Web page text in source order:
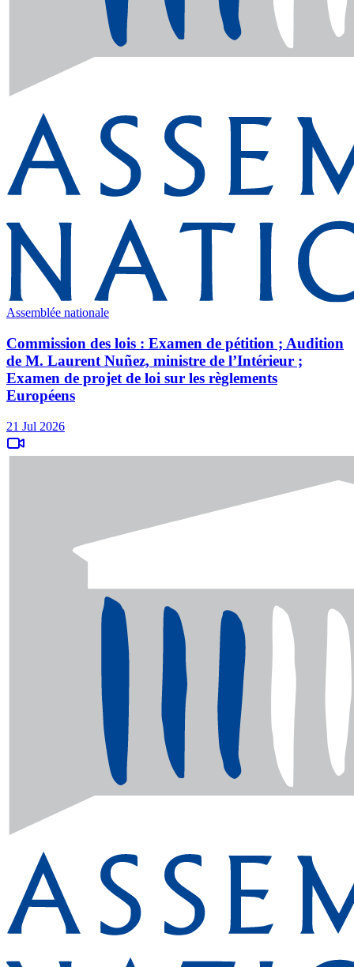
Assemblée nationale
Commission des lois : Examen de pétition ; Audition
de M. Laurent Nuñez, ministre de l’Intérieur ;
Examen de projet de loi sur les règlements
Européens
21 Jul 2026